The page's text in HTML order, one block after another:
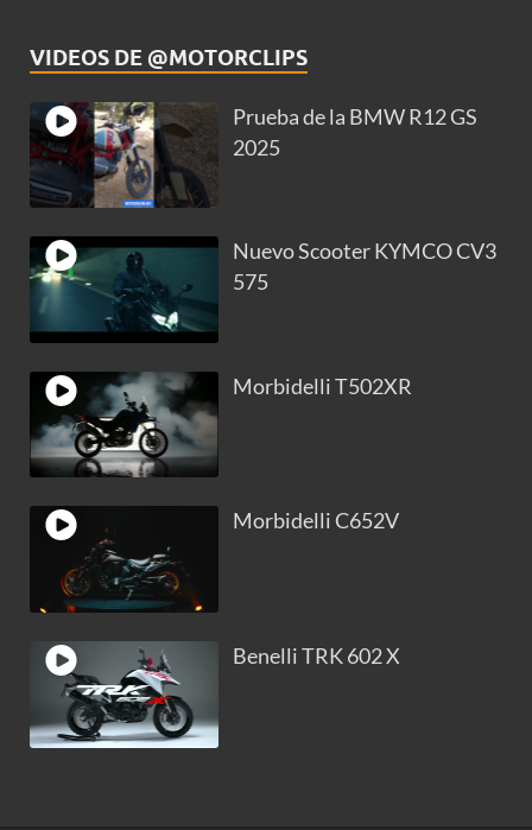
VIDEOS DE @MOTORCLIPS
Prueba de la BMW R12 GS
2025
Nuevo Scooter KYMCO CV3
575
Morbidelli T502XR
Morbidelli C652V
Benelli TRK 602 X